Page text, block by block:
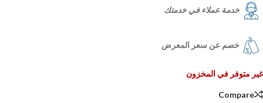
خدمة عملاء في خدمتك
خصم عن سعر المعرض
غير متوفر في المخزون
Compare